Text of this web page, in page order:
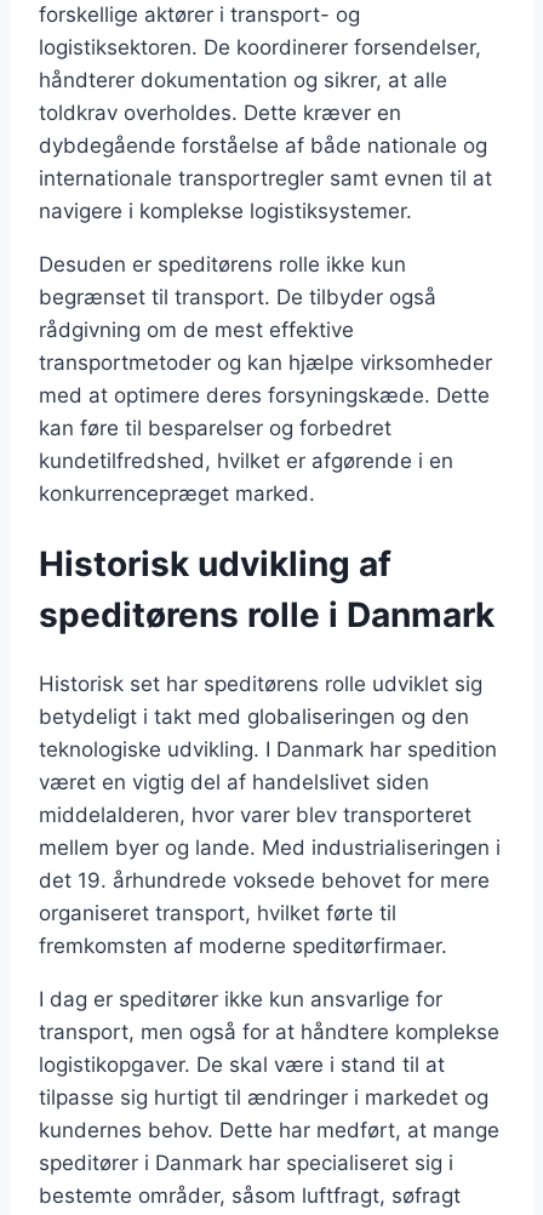
forskellige aktører i transport- og
logistiksektoren. De koordinerer forsendelser,
håndterer dokumentation og sikrer, at alle
toldkrav overholdes. Dette kræver en
dybdegående forståelse af både nationale og
internationale transportregler samt evnen til at
navigere i komplekse logistiksystemer.
Desuden er speditørens rolle ikke kun
begrænset til transport. De tilbyder også
rådgivning om de mest effektive
transportmetoder og kan hjælpe virksomheder
med at optimere deres forsyningskæde. Dette
kan føre til besparelser og forbedret
kundetilfredshed, hvilket er afgørende i en
konkurrencepræget marked.
Historisk udvikling af
speditørens rolle i Danmark
Historisk set har speditørens rolle udviklet sig
betydeligt i takt med globaliseringen og den
teknologiske udvikling. I Danmark har spedition
været en vigtig del af handelslivet siden
middelalderen, hvor varer blev transporteret
mellem byer og lande. Med industrialiseringen i
det 19. århundrede voksede behovet for mere
organiseret transport, hvilket førte til
fremkomsten af moderne speditørfirmaer.
I dag er speditører ikke kun ansvarlige for
transport, men også for at håndtere komplekse
logistikopgaver. De skal være i stand til at
tilpasse sig hurtigt til ændringer i markedet og
kundernes behov. Dette har medført, at mange
speditører i Danmark har specialiseret sig i
bestemte områder, såsom luftfragt, søfragt